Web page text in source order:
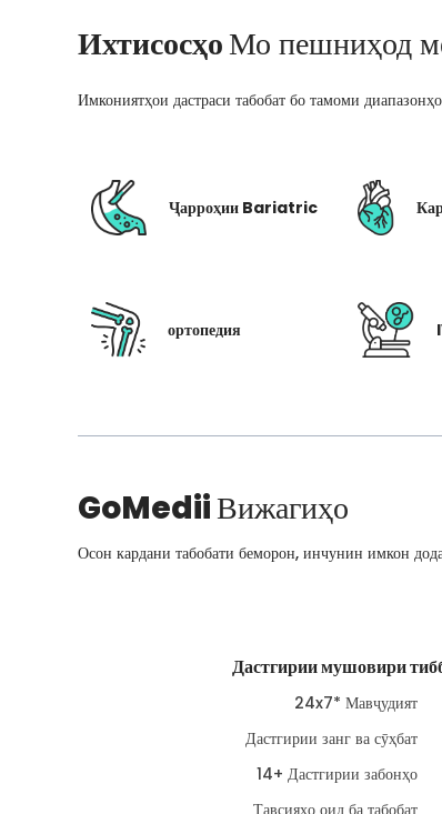
ИхтисосҳоМо пешниҳод
Имкониятҳои дастраси табобат бо тамоми
Ҷарроҳии Bariatric
ортопедия
GoMediiВижагиҳо
Осон кардани табобати беморон, инчунин имкон
Дастгирии мушовири
24x7* Мавҷудият
Дастгирии занг ва сӯҳбат
14+ Дастгирии забонҳо
Тавсияҳо оид ба табобат